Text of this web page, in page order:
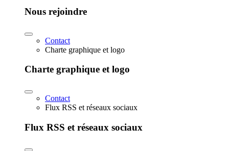
Nous rejoindre
Contact
Charte graphique et logo
Charte graphique et logo
Contact
Flux RSS et réseaux sociaux
Flux RSS et réseaux sociaux